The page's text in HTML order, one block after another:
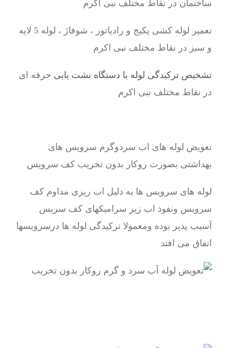
ساختمان در نقاط مختلف نبی اکرم
تعمیر لوله کشی پکیج و رادیاتور ، شوفاژ ، لوله 5 لایه
و سبز در نقاط مختلف نبی اکرم
تشخیص ترکیدگی لوله با دستگاه نشت یابی حرفه ای
در نقاط مختلف نبی اکرم
تعویض لوله های اب سردوگرم سرویس های
بهداشتی بصورت روکار بدون تخریب کف سرویس
لوله های سرویس ها به دلیل اب ریزی مداوم کف
سرویس ونفوذ اب زیر سرامیکهای کف سریس
آسیب پذیر بوده ومعمولا ترکیدگی لوله ها درسرویسها
اتفاق می افتد